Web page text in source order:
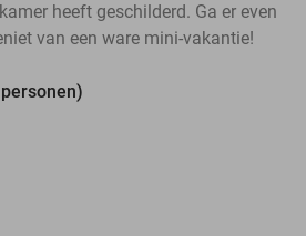
heeft geschilderd. Ga er even
van een ware mini-vakantie!